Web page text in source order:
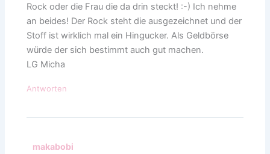
Rock oder die Frau die da drin steckt! :-) Ich nehme
an beides! Der Rock steht die ausgezeichnet und der
Stoff ist wirklich mal ein Hingucker. Als Geldbörse
würde der sich bestimmt auch gut machen.
LG Micha
Antworten
makabobi